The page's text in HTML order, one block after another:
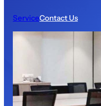
ServiceContact Us